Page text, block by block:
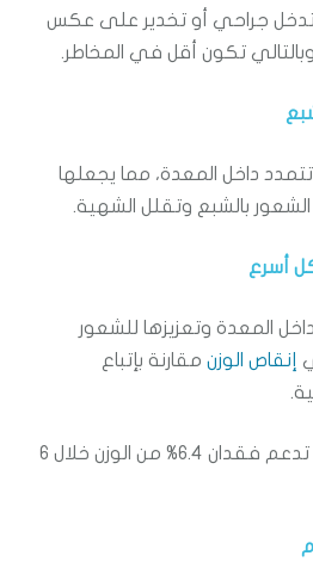
تدخل جراحي أو تخدير على عكس
تكون أقل في المخاطر.
داخل المعدة، مما يجعلها
الشعور بالشبع وتقلل الشهية.
أسرع
داخل المعدة وتعزيزها للشعور
إنقاص الوزن مقارنة بإتباع
حيث أظهرت النتائج أنها تدعم فقدان 6.4% من الوزن خلال 6